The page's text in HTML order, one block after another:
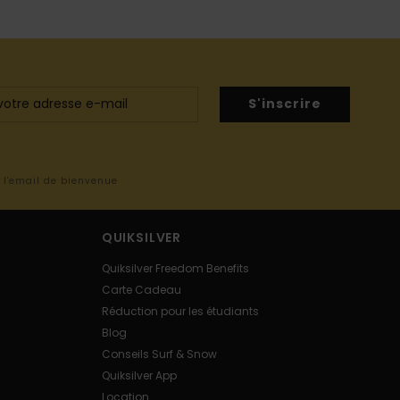
S'inscrire
de bienvenue
QUIKSILVER
Quiksilver Freedom Benefits
Carte Cadeau
Réduction pour les étudiants
Blog
Conseils Surf & Snow
Quiksilver App
Location